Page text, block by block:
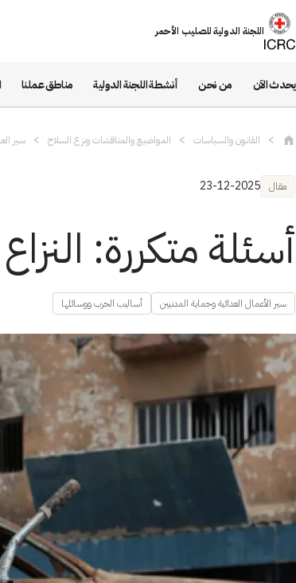
اللجنة الدولية للصليب الأحمر
يحدث الآن من نحن أنشطة اللجنة الدولية مناطق عملنا
القانون والسياسات المواضيع والمناقشات ونزع السلاح سير
مقال 23-12-2025
أسئلة متكررة:
سير الأعمال العدائية وحماية المدنيين أساليب الحرب ووسائلها